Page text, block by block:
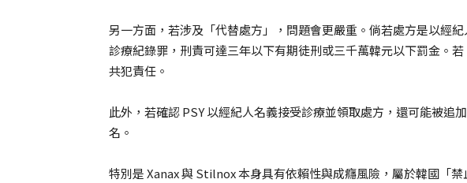
另一方面，若涉及「代替處方」，問題會更嚴重。倘若處方是以經
診療紀錄罪，刑責可達三年以下有期徒刑或三千萬韓元以下罰金。
共犯責任。
此外，若確認 PSY 以經紀人名義接受診療並領取處方，還可能被追
名。
特別是 Xanax 與 Stilnox 本身具有依賴性與成癮風險，屬於韓國「